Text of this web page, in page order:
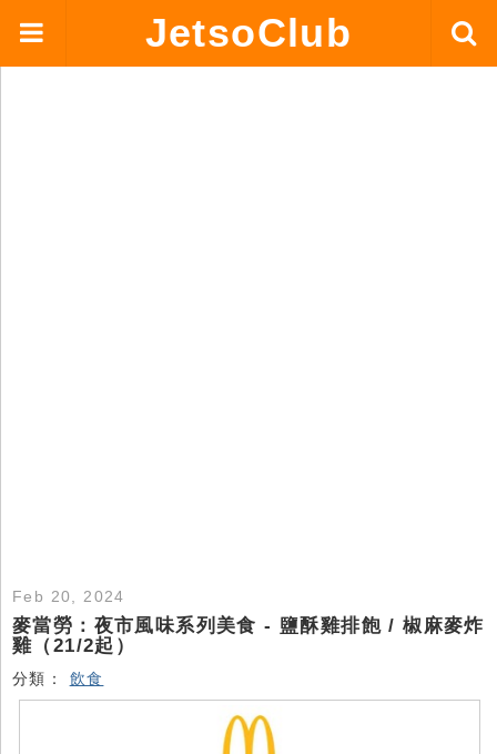
JetsoClub
Feb 20, 2024
麥當勞：夜市風味系列美食 - 鹽酥雞排飽 / 椒麻麥炸
雞（21/2起）
分類： 飲食